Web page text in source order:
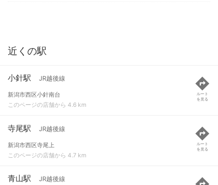
近くの駅
小針駅 JR越後線
新潟市西区小針南台
このページの店舗から 4.6 km
ルート
を見る
寺尾駅 JR越後線
新潟市西区寺尾上
このページの店舗から 4.7 km
ルート
を見る
青山駅 JR越後線